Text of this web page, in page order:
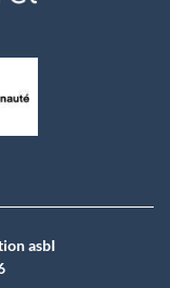
asbI